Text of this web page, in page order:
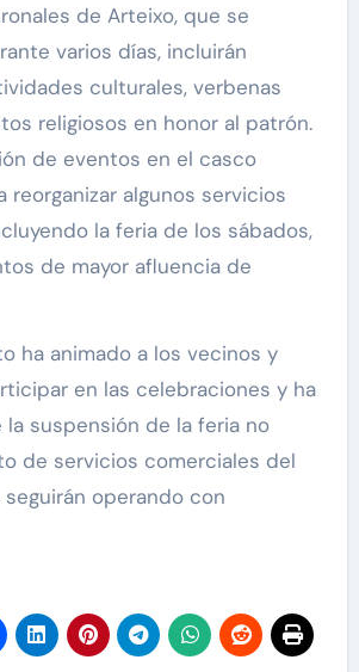
de Arteixo, que se
varios días, incluirán
culturales, verbenas
religiosos en honor al patrón.
de eventos en el casco
reorganizar algunos servicios
la feria de los sábados,
de mayor afluencia de
ha animado a los vecinos y
en las celebraciones y ha
la suspensión de la feria no
de servicios comerciales del
operando con